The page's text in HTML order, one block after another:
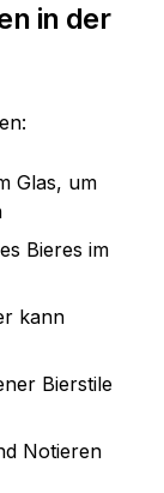
in der
Glas, um
Bieres im
kann
Bierstile
Notieren